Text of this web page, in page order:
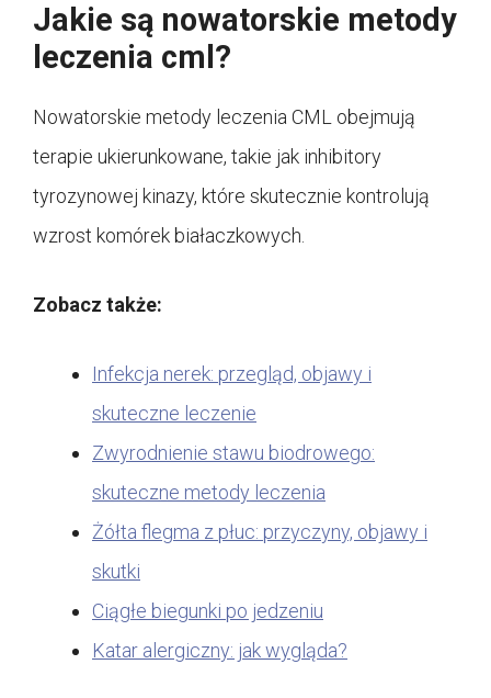
Jakie są nowatorskie metody
leczenia cml?
Nowatorskie metody leczenia CML obejmują
terapie ukierunkowane, takie jak inhibitory
tyrozynowej kinazy, które skutecznie kontrolują
wzrost komórek białaczkowych.
Zobacz także:
Infekcja nerek: przegląd, objawy i
skuteczne leczenie
Zwyrodnienie stawu biodrowego:
skuteczne metody leczenia
Żółta flegma z płuc: przyczyny, objawy i
skutki
Ciągłe biegunki po jedzeniu
Katar alergiczny: jak wygląda?